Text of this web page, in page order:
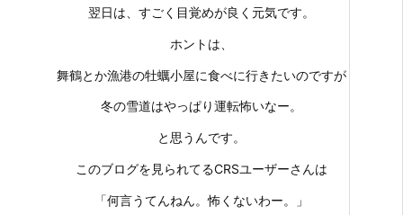
翌日は、すごく目覚めが良く元気です。
ホントは、
舞鶴とか漁港の牡蠣小屋に食べに行きたいのですが
冬の雪道はやっぱり運転怖いなー。
と思うんです。
このブログを見られてるCRSユーザーさんは
「何言うてんねん。怖くないわー。」